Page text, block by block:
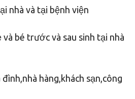
nhà và tại bệnh viện
và bé trước và sau sinh tại nhà
hàng,khách sạn,công